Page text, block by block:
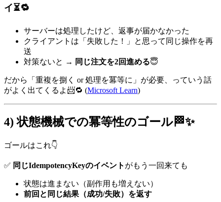
イ⏳🔁
サーバーは処理したけど、返事が届かなかった
クライアントは「失敗した！」と思って同じ操作を再
送
対策ないと → 同じ注文を2回進める😇
だから「重複を捌く or 処理を冪等に」が必要、っていう話
がよく出てくるよ📨🔁 (Microsoft Learn)
4) 状態機械での冪等性のゴール🏁✨
ゴールはこれ👇
✅ 同じIdempotencyKeyのイベント がもう一回来ても
状態は進まない（副作用も増えない）
前回と同じ結果（成功/失敗）を返す